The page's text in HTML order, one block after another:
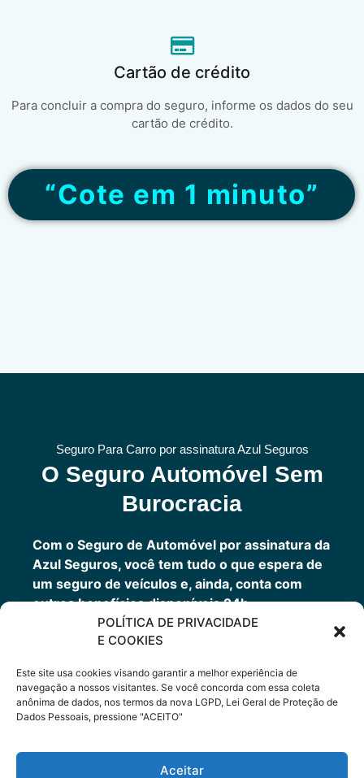
POLÍTICA DE PRIVACIDADE
E COOKIES
Este site usa cookies visando garantir a melhor experiência de
navegação a nossos visitantes. Se você concorda com essa coleta
anônima de dados, nos termos da nova LGPD, Lei Geral de Proteção de
Dados Pessoais, pressione "ACEITO"
Aceitar
Cartão de crédito
Para concluir a compra do seguro, informe os dados do seu
cartão de crédito.
“Cote em 1 minuto”
Seguro Para Carro por assinatura Azul Seguros
O Seguro Automóvel Sem
Burocracia
Com o Seguro de Automóvel por assinatura da
Azul Seguros, você tem tudo o que espera de
um seguro de veículos e, ainda, conta com
outros benefícios disponíveis 24h.
Você tem um seguro completo com a garantia
de uma empresa sólida que faz parte do grupo